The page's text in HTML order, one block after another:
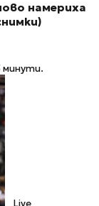
намериха
минути.
Live